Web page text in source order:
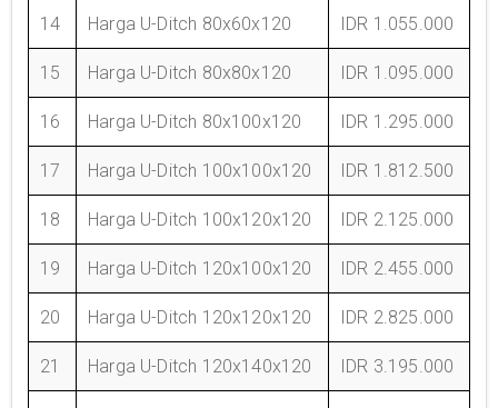
14 Harga U-Ditch 80x60x120 IDR 1.055.000
15 Harga U-Ditch 80x80x120 IDR 1.095.000
16 Harga U-Ditch 80x100x120 IDR 1.295.000
17 Harga U-Ditch 100x100x120 IDR 1.812.500
18 Harga U-Ditch 100x120x120 IDR 2.125.000
19 Harga U-Ditch 120x100x120 IDR 2.455.000
20 Harga U-Ditch 120x120x120 IDR 2.825.000
21 Harga U-Ditch 120x140x120 IDR 3.195.000